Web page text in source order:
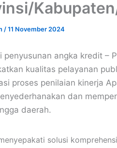
/11 November 2024
penyusunan angka kredit –
kualitas pelayanan
proses penilaian kinerja
dan
daerah.
solusi